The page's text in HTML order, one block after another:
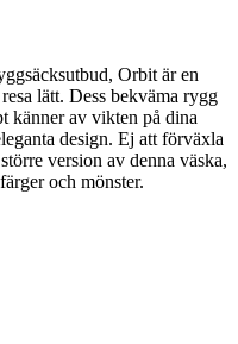
Orbit är en
lätt. Dess bekväma rygg
känner av vikten på dina
design. Ej att förväxla
version av denna väska,
och mönster.